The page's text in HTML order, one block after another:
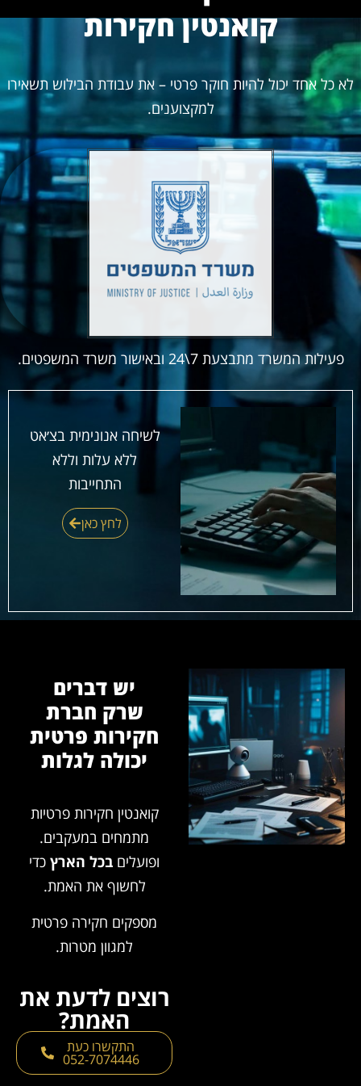
קואנטין חקירות
לא כל אחד יכול להיות חוקר פרטי – את עבודת הבילוש תשאירו
למקצוענים.
פעילות המשרד מתבצעת 7\24 ובאישור משרד המשפטים.
לשיחה אנונימית בצ׳אט
ללא עלות וללא
התחייבות
לחץ כאן
יש דברים
שרק חברת
חקירות פרטית
יכולה לגלות
קואנטין חקירות פרטיות
מתמחים במעקבים.
ופועלים בכל הארץ כדי
לחשוף את האמת.
מספקים חקירה פרטית
למגוון מטרות.
רוצים לדעת את
האמת?
התקשרו כעת
052-7074446